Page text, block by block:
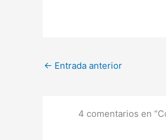
← Entrada anterior
4 comentarios en